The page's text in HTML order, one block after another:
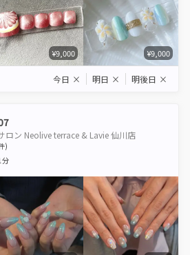
¥9,000 ¥9,000
今日 × 明日 × 明後日 ×
ロン Neolive terrace & Lavie 仙川店
)
分